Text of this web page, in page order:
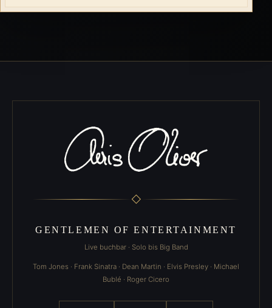
◇
GENTLEMEN OF ENTERTAINMENT
Live buchbar · Solo bis Big Band
Tom Jones · Frank Sinatra · Dean Martin · Elvis Presley · Michael
Bublé · Roger Cicero